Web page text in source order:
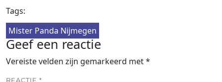
Tags:
Mister Panda Nijmegen
Geef een reactie
Vereiste velden zijn gemarkeerd met*
REACTIE *